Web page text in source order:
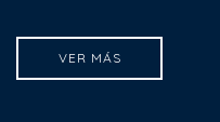
VER MÁS